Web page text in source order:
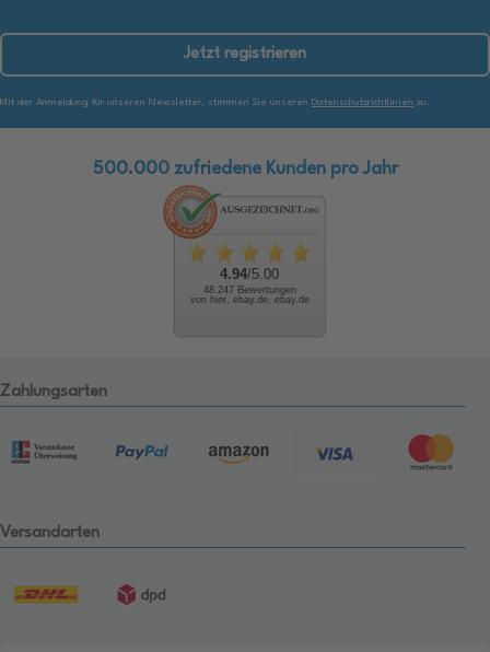
Jetzt registrieren
Mit der Anmeldung für unseren Newsletter, stimmen Sie unseren Datenschutzrichtlinien zu.
500.000 zufriedene Kunden pro Jahr
4.94/5.00
48.247 Bewertungen
von hier, ebay.de, ebay.de
Zahlungsarten
Versandarten